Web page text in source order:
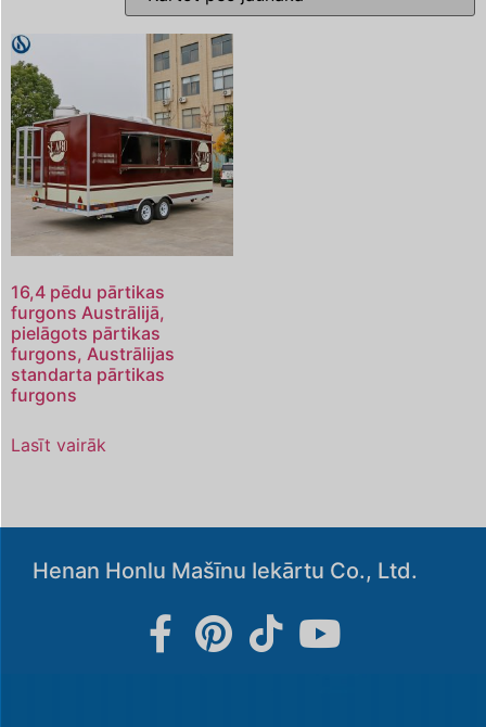
16,4 pēdu pārtikas
furgons Austrālijā,
pielāgots pārtikas
furgons, Austrālijas
standarta pārtikas
furgons
Lasīt vairāk
Henan Honlu Mašīnu Iekārtu Co., Ltd.